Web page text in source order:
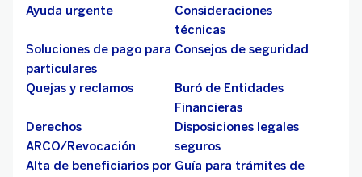
Ayuda urgente
Consideraciones
técnicas
Soluciones de pago para
particulares
Consejos de seguridad
Quejas y reclamos
Buró de Entidades
Financieras
Derechos
ARCO/Revocación
Disposiciones legales
seguros
Alta de beneficiarios por Guía para trámites de